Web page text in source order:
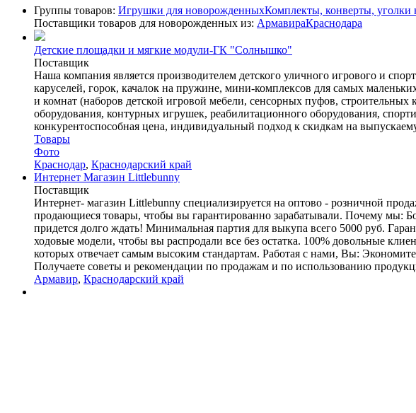
Группы товаров: Игрушки для новорожденныхКомплекты, конверты, уголки
Поставщики товаров для новорожденных из: АрмавираКраснодара
Детские площадки и мягкие модули-ГК "Солнышко"
Поставщик
Наша компания является производителем детского уличного игрового и
каруселей, горок, качалок на пружине, мини-комплексов для самых
и комнат (наборов детской игровой мебели, сенсорных пуфов, строительных
оборудования, контурных игрушек, реабилитационного оборудования,
конкурентоспособная цена, индивидуальный подход к скидкам на
Товары
Фото
Краснодар, Краснодарский край
Интернет Магазин Littlebunny
Поставщик
Интернет- магазин Littlebunny специализируется на оптово - розничной
продающиеся товары, чтобы вы гарантированно зарабатывали. Почему мы:
придется долго ждать! Минимальная партия для выкупа всего 5000 руб.
ходовые модели, чтобы вы распродали все без остатка. 100% довольные
которых отвечает самым высоким стандартам. Работая с нами, Вы:
Получаете советы и рекомендации по продажам и по использованию
Армавир, Краснодарский край